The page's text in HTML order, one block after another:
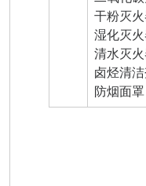
干粉灭
湿化灭
清水灭
卤烃清
防烟面